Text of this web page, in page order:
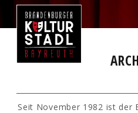
Seit November 1982 ist der